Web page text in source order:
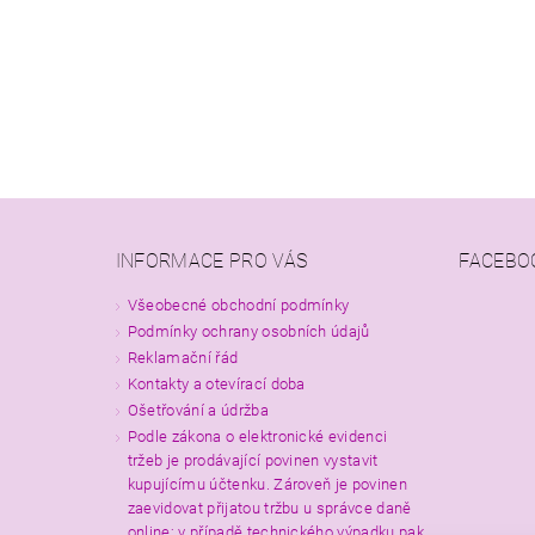
INFORMACE PRO VÁS
Všeobecné obchodní podmínky
Podmínky ochrany osobních údajů
Reklamační řád
Kontakty a otevírací doba
Ošetřování a údržba
Podle zákona o elektronické evidenci
tržeb je prodávající povinen vystavit
kupujícímu účtenku. Zároveň je povinen
zaevidovat přijatou tržbu u správce daně